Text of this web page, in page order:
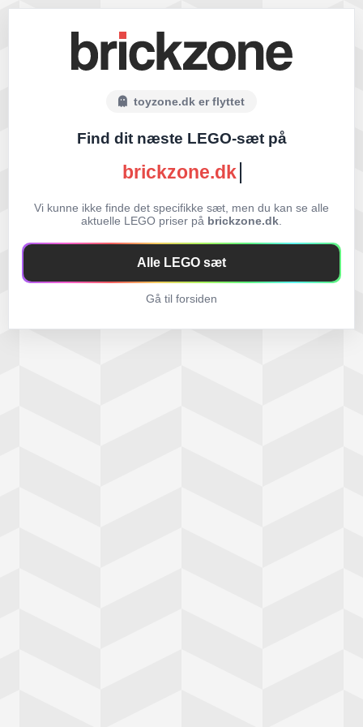
toyzone.dk er flyttet
Find dit næste LEGO-sæt på
brickzone.dk
Vi kunne ikke finde det specifikke sæt, men du kan se alle
aktuelle LEGO priser på brickzone.dk
Alle LEGO sæt
Gå til forsiden